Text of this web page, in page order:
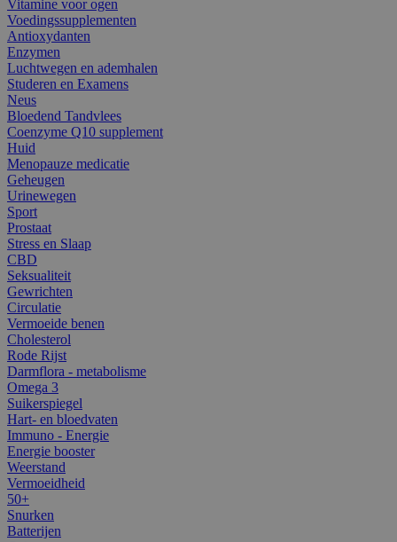
Vitamine voor ogen
Voedingssupplementen
Antioxydanten
Enzymen
Luchtwegen en ademhalen
Studeren en Examens
Neus
Bloedend Tandvlees
Coenzyme Q10 supplement
Huid
Menopauze medicatie
Geheugen
Urinewegen
Sport
Prostaat
Stress en Slaap
CBD
Seksualiteit
Gewrichten
Circulatie
Vermoeide benen
Cholesterol
Rode Rijst
Darmflora - metabolisme
Omega 3
Suikerspiegel
Hart- en bloedvaten
Immuno - Energie
Energie booster
Weerstand
Vermoeidheid
50+
Snurken
Batterijen